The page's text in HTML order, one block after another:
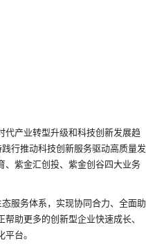
产业转型升级和科技创新发展趋
行推动科技创新服务驱动高质量发
、紫金汇创投、紫金创谷四大业务
服务体系，实现协同合力、全面助
助更多的创新型企业快速成长、
台。